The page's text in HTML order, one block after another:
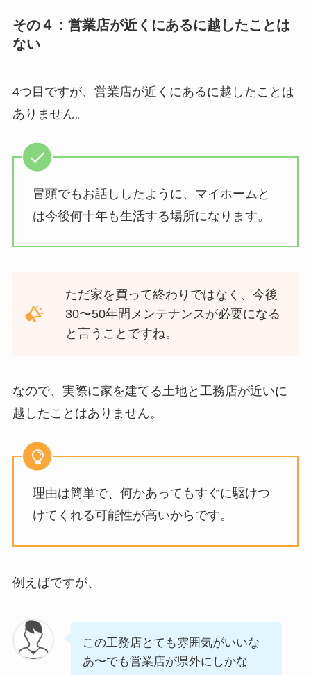
その４：営業店が近くにあるに越したことは
ない
4つ目ですが、営業店が近くにあるに越したことは
ありません。
冒頭でもお話ししたように、マイホームと
は今後何十年も生活する場所になります。
ただ家を買って終わりではなく、今後
30〜50年間メンテナンスが必要になる
と言うことですね。
なので、実際に家を建てる土地と工務店が近いに
越したことはありません。
理由は簡単で、何かあってもすぐに駆けつ
けてくれる可能性が高いからです。
例えばですが、
この工務店とても雰囲気がいいな
あ〜でも営業店が県外にしかな